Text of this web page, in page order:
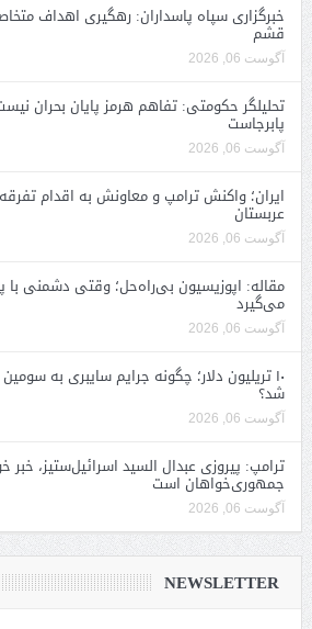
خبرگزاری سپاه پاسداران: رهگیری اهداف
قشم
آگوست 06, 2026
تحلیلگر حکومتی: تفاهم هرمز پایان بحران
پابرجاست
آگوست 06, 2026
ایران؛ واکنش ترامپ و معاونش به اقدام
عربستان
آگوست 06, 2026
مقاله: اپوزیسیون بی‌راه‌حل؛ وقتی دشمنی با
می‌گیرد
آگوست 06, 2026
۱۰ تریلیون دلار؛ چگونه جرایم سایبری به
شد؟
آگوست 06, 2026
ترامپ: پیروزی عبدال السید اسرائیل‌ستیز، خبر
جمهوری‌خواهان است
آگوست 06, 2026
NEWSLETTER